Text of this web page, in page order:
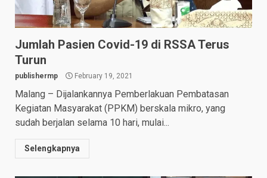
Jumlah Pasien Covid-19 di RSSA Terus
Turun
publishermp February 19, 2021
Malang – Dijalankannya Pemberlakuan Pembatasan
Kegiatan Masyarakat (PPKM) berskala mikro, yang
sudah berjalan selama 10 hari, mulai...
Selengkapnya